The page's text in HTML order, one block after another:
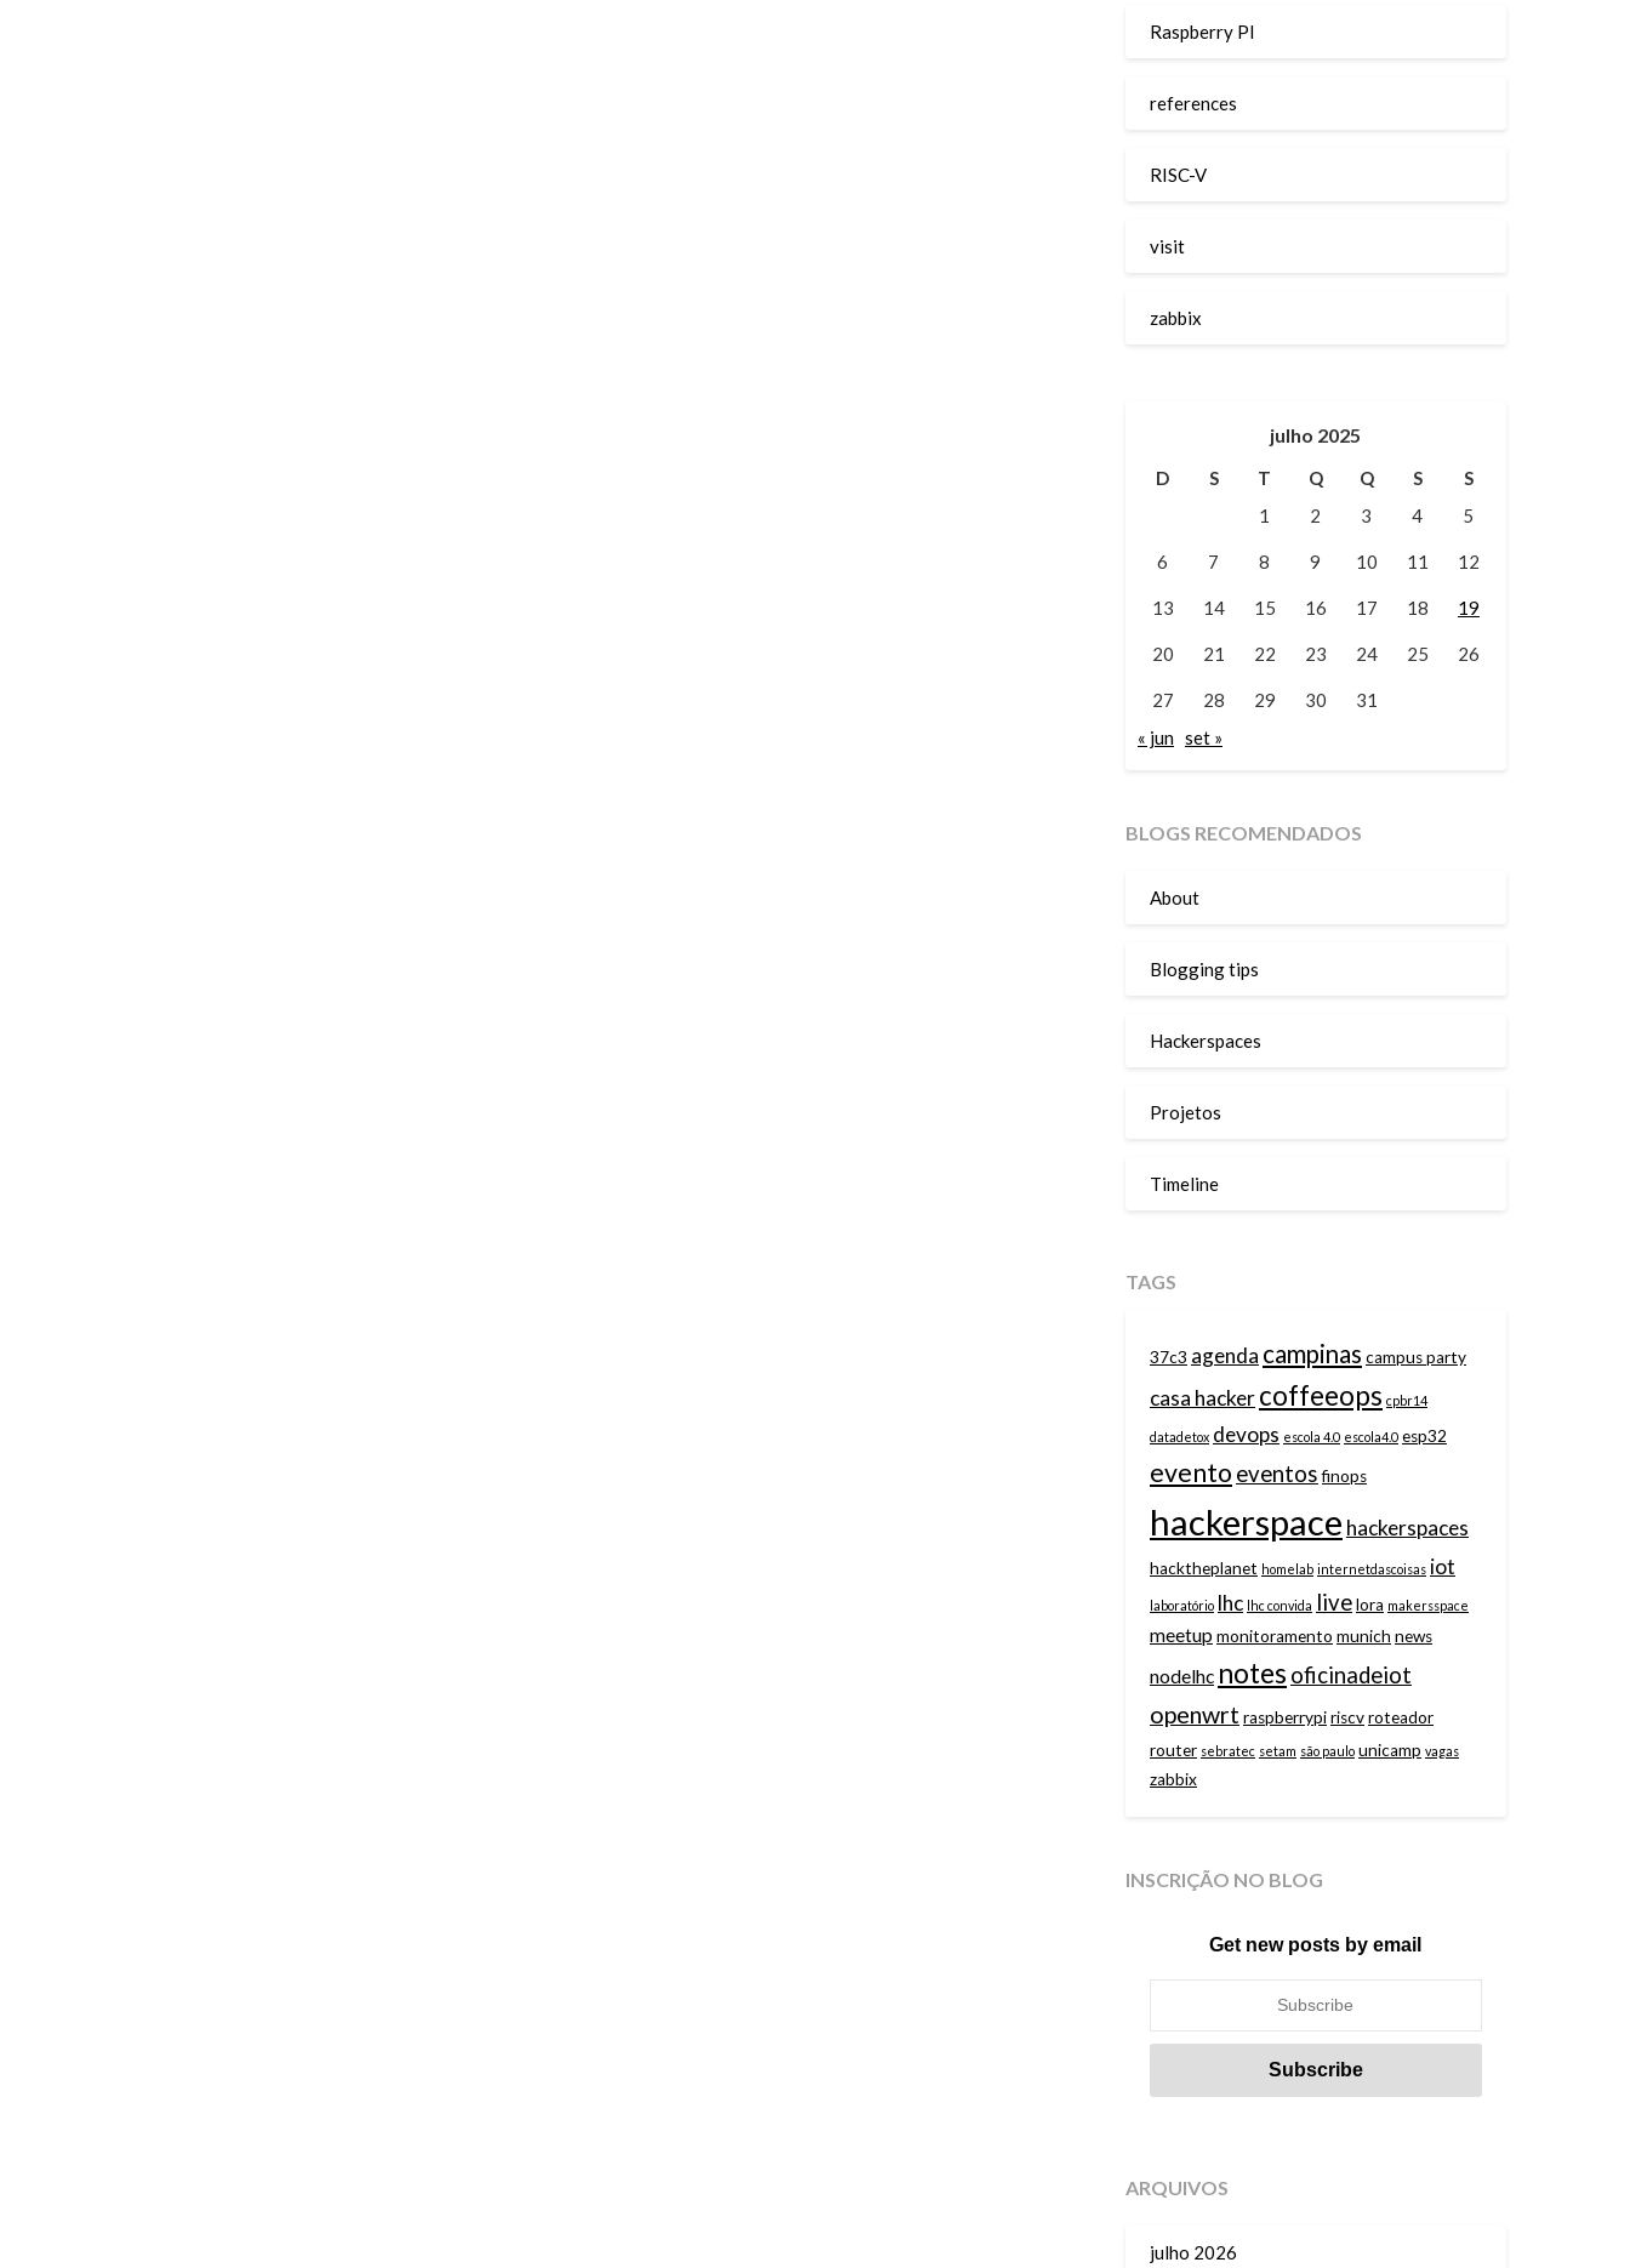
Raspberry PI
references
RISC-V
visit
zabbix
julho 2025
D S T Q Q S
S
1
2 3 4 5
6 7 8 9 10 11 12
13 14 15 16 17 18 19
20 21 22 23 24 25 26
27 28 29 30
31
« jun set »
BLOGS RECOMENDADOS
About
Blogging tips
Hackerspaces
Projetos
Timeline
TAGS
37c3 agenda campinas campus party
casa hackercoffeeops cpbr14
datadetox devops escola 4.0 escola4.0 esp32
evento eventos finops
hackerspace hackerspaces
hacktheplanet homelab internetdascoisas iot
laboratório lhc lhc convida livelora makersspace
meetup monitoramento munich news
nodelhc notes oficinadeiot
openwrt raspberrypiriscvroteador
router sebratec setam são paulo unicamp vagas
zabbix
INSCRIÇÃO NO BLOG
Get new posts by email
ARQUIVOS
julho 2026